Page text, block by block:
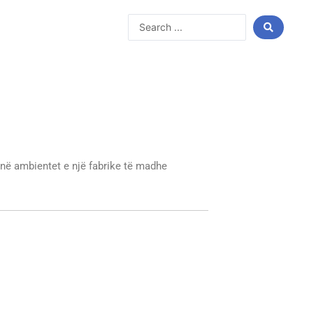
Search
...
ambientet e një fabrike të madhe